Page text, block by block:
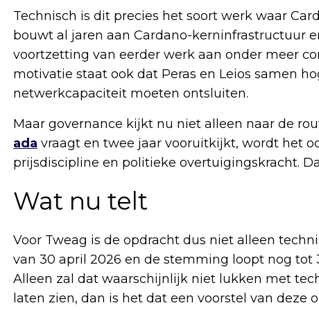
Technisch is dit precies het soort werk waar
bouwt al jaren aan Cardano-kerninfrastructuur
voortzetting van eerder werk aan onder meer
motivatie staat ook dat Peras en Leios samen
netwerkcapaciteit moeten ontsluiten.
Maar governance kijkt nu niet alleen naar de
ada vraagt en twee jaar vooruitkijkt, wordt het
prijsdiscipline en politieke overtuigingskracht.
Wat nu telt
Voor Tweag is de opdracht dus niet alleen
van 30 april 2026 en de stemming loopt nog tot
Alleen zal dat waarschijnlijk niet lukken met
laten zien, dan is het dat een voorstel van